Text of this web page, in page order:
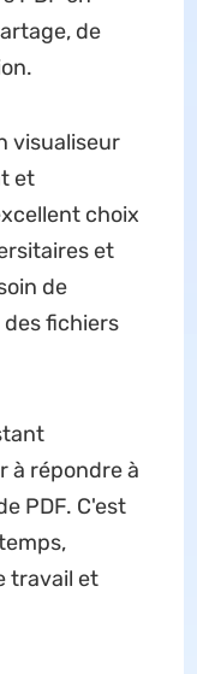
de
visualiseur
et
choix
et
de
fichiers
à répondre à
PDF. C'est
travail et